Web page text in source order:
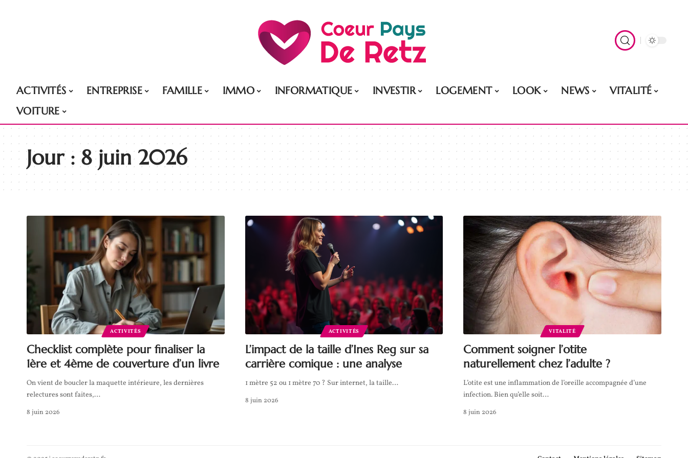
ACTIVITÉS ENTREPRISE FAMILLE IMMO INFORMATIQUE INVESTIR LOGEMENT LOOK NEWS
VITALITÉ
VOITURE
Jour :8 juin 2026
ACTIVITÉS
Checklist complète pour finaliser la
1ère et 4ème de couverture d’un livre
On vient de boucler la maquette intérieure, les dernières
relectures sont faites,…
8 juin 2026
ACTIVITÉS
L’impact de la taille d’Ines Reg sur sa
carrière comique : une analyse
1 mètre 52 ou 1 mètre 70 ? Sur internet, la taille…
8 juin 2026
VITALITÉ
Comment soigner l’otite
naturellement chez l’adulte ?
L’otite est une inflammation de l’oreille accompagnée d’une
infection. Bien qu’elle soit…
8 juin 2026